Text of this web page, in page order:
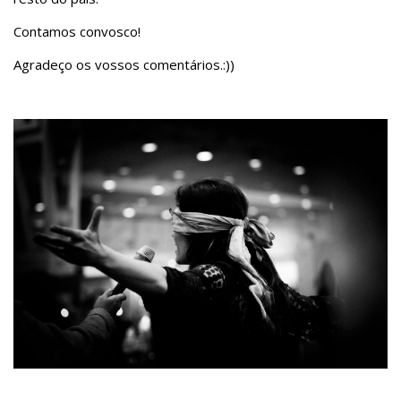
Contamos convosco!
Agradeço os vossos comentários.:))